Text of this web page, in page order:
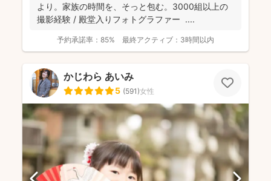
より。家族の時間を、そっと包む。3000組以上の
撮影経験 / 殿堂入りフォトグラファー ....
予約承諾率： 85% 最終アクティブ： 3時間以内
かじわら あいみ
5 (591)女性